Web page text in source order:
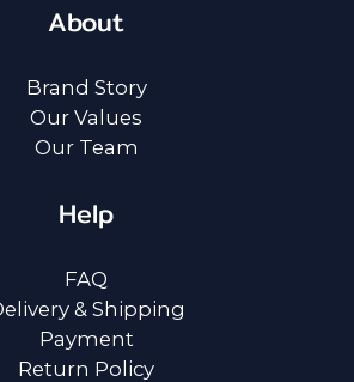
About
Brand Story
Our Values
Our Team
Help
FAQ
& Shipping
Payment
Return Policy